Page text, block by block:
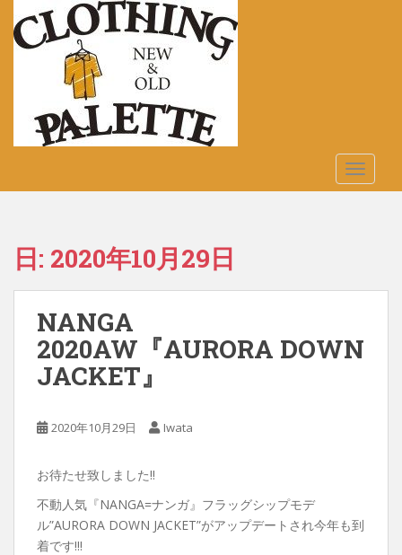
n
日: 2020年10月29日
NANGA
2020AW『AURORA DOWN
JACKET』
2020年10月29日 Iwata
お待たせ致しました‼︎
不動人気『NANGA=ナンガ』フラッグシップモデ
ル”AURORA DOWN JACKET”がアップデートされ今年も到
着です!!!